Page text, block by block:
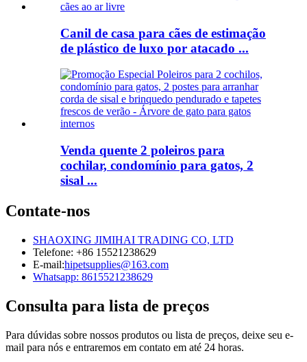
Canil de casa para cães de estimação
de plástico de luxo por atacado ...
Venda quente 2 poleiros para
cochilar, condomínio para gatos, 2
sisal ...
Contate-nos
SHAOXING JIMIHAI TRADING CO, LTD
Telefone: +86 15521238629
E-mail:hipetsupplies@163.com
Whatsapp: 8615521238629
Consulta para lista de preços
Para dúvidas sobre nossos produtos ou lista de preços, deixe seu e-
mail para nós e entraremos em contato em até 24 horas.